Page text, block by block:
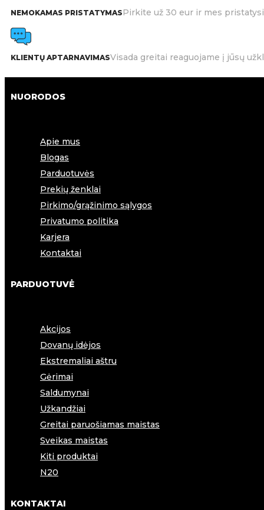
NEMOKAMAS PRISTATYMASPirkite už 30 eur ir mes
KLIENTŲ APTARNAVIMASVisada greitai reaguojame į jūsų
NUORODOS
Apie mus
Blogas
Parduotuvės
Prekių ženklai
Pirkimo/grąžinimo sąlygos
Privatumo politika
Karjera
Kontaktai
PARDUOTUVĖ
Akcijos
Dovanų idėjos
Ekstremaliai aštru
Gėrimai
Saldumynai
Užkandžiai
Greitai paruošiamas maistas
Sveikas maistas
Kiti produktai
N20
KONTAKTAI